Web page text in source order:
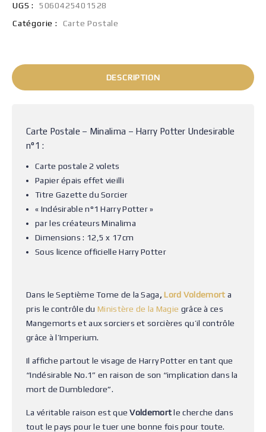
UGS :
5060425401528
Catégorie :
Carte Postale
DESCRIPTION
Carte Postale – Minalima – Harry Potter Undesirable
n°1 :
Carte postale 2 volets
Papier épais effet vieilli
Titre Gazette du Sorcier
« Indésirable n°1 Harry Potter »
par les créateurs Minalima
Dimensions : 12,5 x 17cm
Sous licence officielle Harry Potter
Dans le Septième Tome de la Saga,Lord Voldemort a
pris le contrôle duMinistère de la Magie grâce à ces
Mangemorts et aux sorciers et sorcières qu’il contrôle
grâce à l’Imperium.
Il affiche partout le visage de Harry Potter en tant que
“Indésirable No.1” en raison de son “implication dans la
mort de Dumbledore”.
La véritable raison est queVoldemortle cherche dans
tout le pays pour le tuer une bonne fois pour toute.